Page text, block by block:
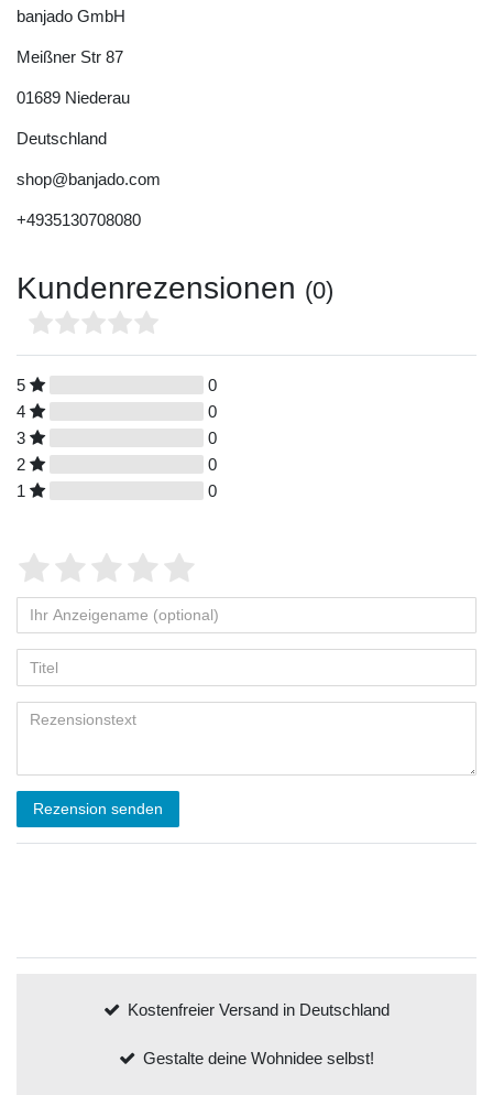
banjado GmbH
Meißner Str 87
01689 Niederau
Deutschland
shop@banjado.com
+4935130708080
Kundenrezensionen (0)
5
0
4
0
3
0
2
0
1
0
Rezension senden
Kostenfreier Versand in Deutschland
Gestalte deine Wohnidee selbst!